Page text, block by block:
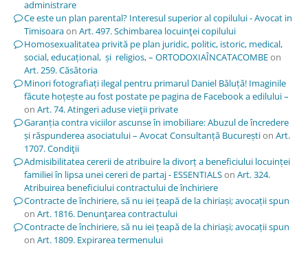
administrare
Ce este un plan parental? Interesul superior al copilului - Avocat in
Timisoaraon Art. 497. Schimbarea locuinţei copilului
Homosexualitatea privită pe plan juridic, politic, istoric, medical,
social, educațional, și religios, – ORTODOXIAÎNCATACOMBEon
Art. 259. Căsătoria
Minori fotografiați ilegal pentru primarul Daniel Băluță! Imaginile
făcute hoțește au fost postate pe pagina de Facebook a edilului –
on Art. 74. Atingeri aduse vieţii private
Garanția contra viciilor ascunse în imobiliare: Abuzul de încredere
și răspunderea asociatului – Avocat Consultanță Bucureștion Art.
1707. Condiţii
Admisibilitatea cererii de atribuire la divorț a beneficiului locuinței
familiei în lipsa unei cereri de partaj - ESSENTIALSon Art. 324.
Atribuirea beneficiului contractului de închiriere
Contracte de închiriere, să nu iei țeapă de la chiriași; avocații spun
on Art. 1816. Denunţarea contractului
Contracte de închiriere, să nu iei țeapă de la chiriași; avocații spun
on Art. 1809. Expirarea termenului